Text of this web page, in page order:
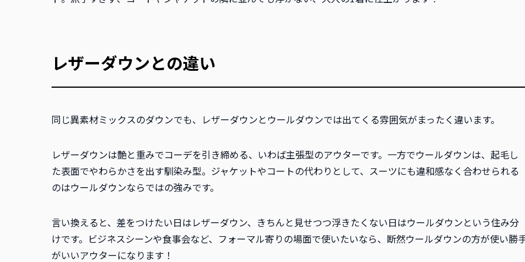
レザーダウンとの違い
同じ異素材ミックスのダウンでも、レザーダウンとウールダウンでは出てくる雰囲気がまったく違います。
レザーダウンは艶と重みでコーデを引き締める、いわば主張型のアウターです。一方でウールダウンは、起毛し
た表面でやわらかさを出す馴染み型。ジャケットやコートの代わりとして、スーツにも違和感なく合わせられる
のはウールダウンならではの強みです。
言い換えると、差をつけたい日はレザーダウン、きちんと見せつつ浮きたくない日はウールダウンという住み分
けです。ビジネスシーンや食事会など、フォーマル寄りの場面で使いたいなら、断然ウールダウンの方が使い勝
がいいアウターになります！